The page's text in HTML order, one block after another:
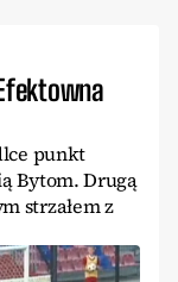
punkt
Bytom. Drugą
strzałem z